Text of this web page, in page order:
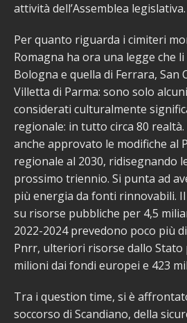
attività dell’Assemblea legislativa.
Per quanto riguarda i cimiteri
Romagna ha ora una legge che
Bologna e quella di Ferrara, San
Villetta di Parma: sono solo
considerati culturalmente
regionale: in tutto circa 80 realtà.
anche approvato le modifiche al
regionale al 2030, ridisegnando
prossimo triennio. Si punta ad
più energia da fonti rinnovabili.
su risorse pubbliche per 4,5
2022-2024 prevedono poco più
Pnrr, ulteriori risorse dallo Stato
milioni dai fondi europei e 423
Tra i question time, si è
soccorso di Scandiano, della